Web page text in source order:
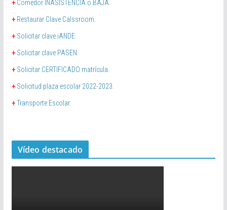
+ Comedor INASISTENCIA o BAJA.
+ Restaurar Clave Calssroom.
+ Solicitar clave iANDE.
+ Solicitar clave PASEN.
+ Solicitar CERTIFICADO matrícula.
+ Solicitud plaza escolar 2022-2023.
+Transporte Escolar.
Vídeo destacado